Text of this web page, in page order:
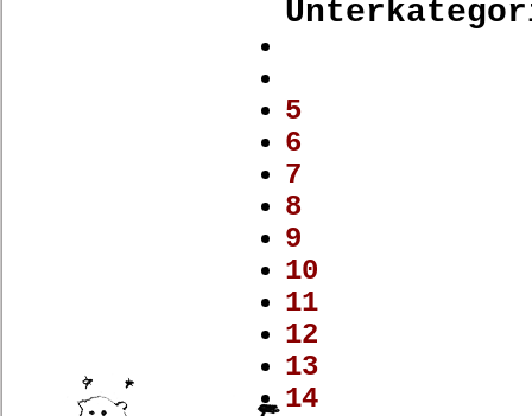
5
6
7
8
9
10
11
12
13
14